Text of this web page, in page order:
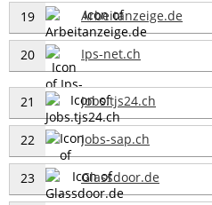
19 Arbeitanzeige.de
20 Ips-net.ch
21 Jobs.tjs24.ch
22 Jobs-sap.ch
23 Glassdoor.de